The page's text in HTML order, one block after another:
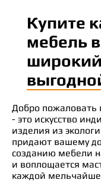
Купите
мебель
Добро пожаловать
- это искусство
изделия из
придают вашему
созданию мебели
и воплощается
каждой